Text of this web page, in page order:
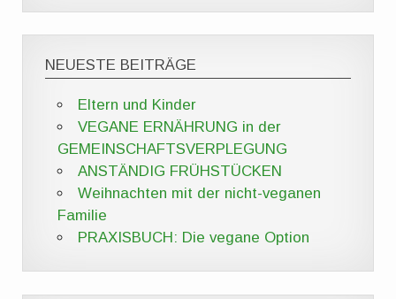
NEUESTE BEITRÄGE
Eltern und Kinder
VEGANE ERNÄHRUNG in der
GEMEINSCHAFTSVERPLEGUNG
ANSTÄNDIG FRÜHSTÜCKEN
Weihnachten mit der nicht-veganen
Familie
PRAXISBUCH: Die vegane Option